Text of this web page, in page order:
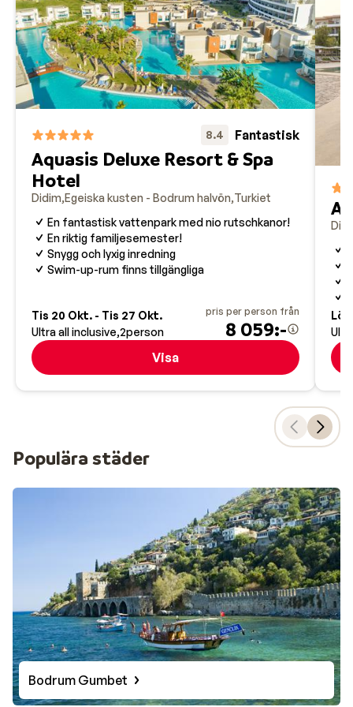
cirka 2800 år sedan, tros ha varit en helgedom till
guden Apollo och är en kulturell skatt som berikar din
resa på Bodrumhalvön.
8.4 Fantastisk
Aquasis Deluxe Resort & Spa
Hotel
Didim Egeiska kusten - Bodrum halvön Turkiet
En fantastisk vattenpark med nio rutschkanor!
En riktig familjesemester!
Snygg och lyxig inredning
Swim-up-rum finns tillgängliga
Tis 20 Okt. - Tis 27 Okt.
Ultra all inclusive 2person
pris per person från
8 059:-
Visa
Lör
Populära städer
Bodrum Gumbet